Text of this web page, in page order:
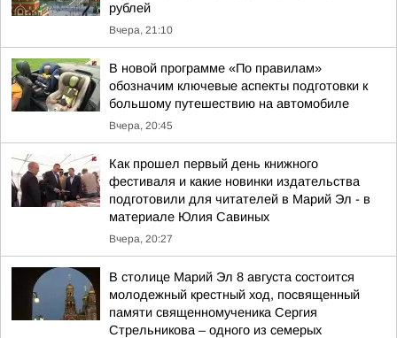
рублей
Вчера, 21:10
В новой программе «По правилам»
обозначим ключевые аспекты подготовки к
большому путешествию на автомобиле
Вчера, 20:45
Как прошел первый день книжного
фестиваля и какие новинки издательства
подготовили для читателей в Марий Эл - в
материале Юлия Савиных
Вчера, 20:27
В столице Марий Эл 8 августа состоится
молодежный крестный ход, посвященный
памяти священномученика Сергия
Стрельникова – одного из семерых